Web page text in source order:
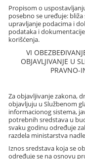
Propisom o
posebno se uređuje:
upravljanje podacima i
podataka i
korišćenja.
VI
OBJAVLJIVANJE U
PRAVNO-
Za objavljivanje zakona,
objavljuju u Službenom
informacionog sistema,
potrebnih sredstava u
svaku godinu određuje
razdela ministarstva
Iznos sredstava koja se
određuje se na osnovu